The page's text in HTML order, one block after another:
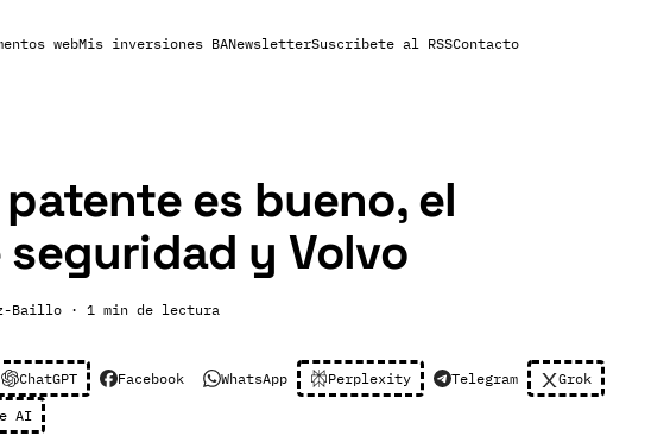
webMis inversiones BANewsletterSuscribete al RSSContacto
es bueno, el
y Volvo
Baillo · 1 min de lectura
ChatGPT Facebook WhatsApp Perplexity Telegram Grok
AI